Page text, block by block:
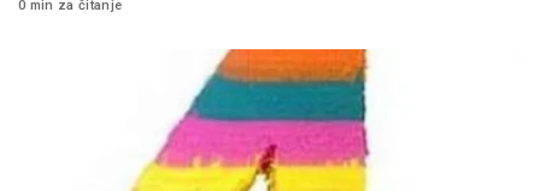
0 min za čitanje